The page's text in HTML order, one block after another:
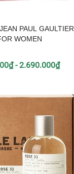
PAUL GAULTIER
WOMEN
- 2.690.000₫